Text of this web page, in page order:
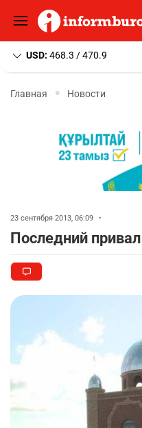
USD: 468.3 / 470.9
Главная Новости
23 сентября 2013, 06:09 •
Последний